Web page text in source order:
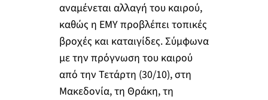
αναμένεται αλλαγή του καιρού,
καθώς η ΕΜΥ προβλέπει τοπικές
βροχές και καταιγίδες. Σύμφωνα
με την πρόγνωση του καιρού
από την Τετάρτη (30/10), στη
Μακεδονία, τη Θράκη, τη